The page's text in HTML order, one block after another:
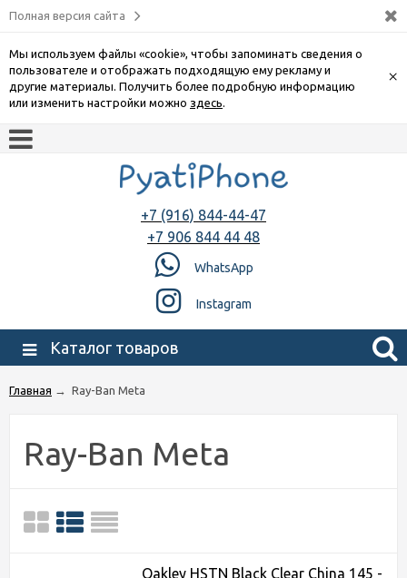
Полная версия сайта
Мы используем файлы «cookie», чтобы запоминать сведения о
пользователе и отображать подходящую ему рекламу и
другие материалы. Получить более подробную информацию
или изменить настройки можно здесь.
×
+7 (916) 844-44-47
+7 906 844 44 48
WhatsApp
Instagram
Каталог товаров
Главная → Ray-Ban Meta
Ray-Ban Meta
Oakley HSTN Black Clear China 145 -